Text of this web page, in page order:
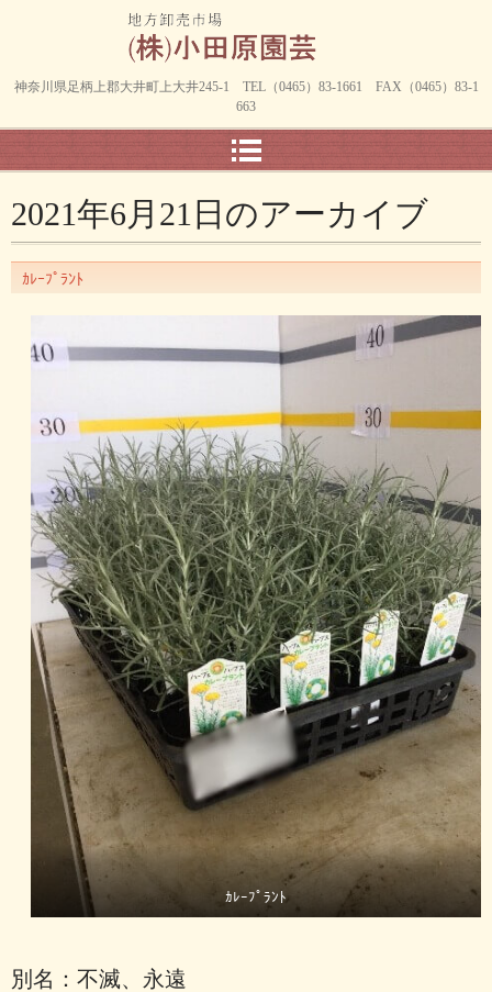
神奈川県足柄上郡大井町上大井245-1 TEL（0465）83-1661 FAX（0465）83-1
663
2021年6月21日 のアーカイブ
ｶﾚｰﾌﾟﾗﾝﾄ
ｶﾚｰﾌﾟﾗﾝﾄ
別名：不滅、永遠